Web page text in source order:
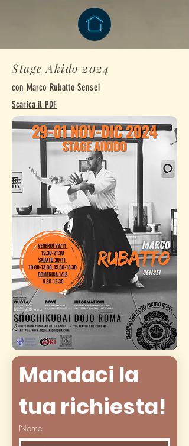
Stage Akido 2024
con Marco Rubatto Sensei
Scarica il PDF
Mandaci la
tua richiesta!
Nome